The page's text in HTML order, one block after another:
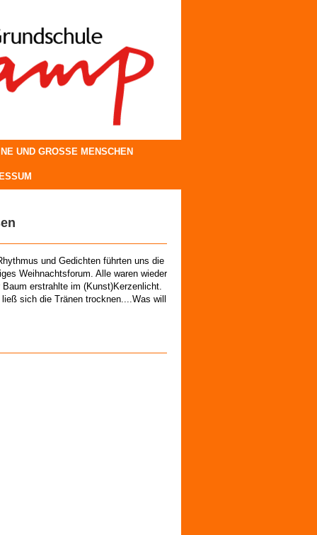
UND GROSSE MENSCHEN
und Gedichten führten uns die
Weihnachtsforum. Alle waren wieder
erstrahlte im (Kunst)Kerzenlicht.
sich die Tränen trocknen....Was will